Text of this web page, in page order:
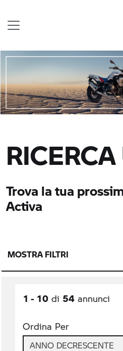
Trova la tua
Activa
MOSTRA FILTRI
1 - 10 di 54 annunci
Ordina Per
ANNO DECRESCENTE